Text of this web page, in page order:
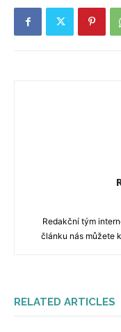
Redakční tým
článku nás můžete
RELATED ARTICLES